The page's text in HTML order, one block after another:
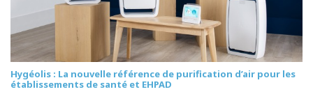
Hygéolis : La nouvelle référence de purification d’air pour les
établissements de santé et EHPAD